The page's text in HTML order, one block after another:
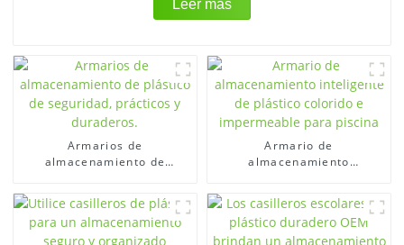
Leer más
Armarios de
almacenamiento de
Armario de
almacenamiento
para piscina